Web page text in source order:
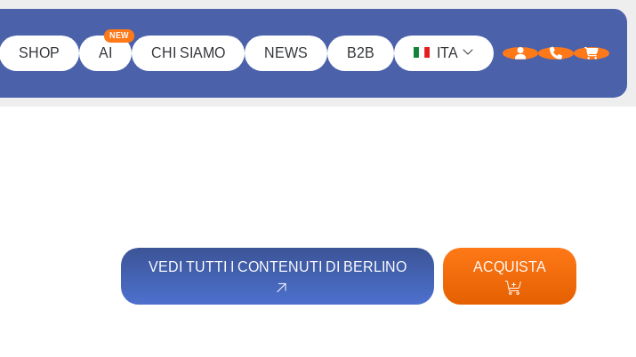
SHOP AI
NEW
CHI SIAMO NEWS B2B ITA
VEDI TUTTI I CONTENUTI DI BERLINO ACQUISTA